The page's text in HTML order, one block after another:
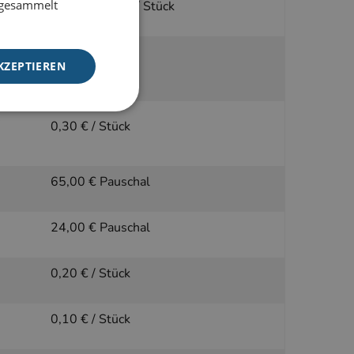
jeweils 0,20 € / Stück
0,25 € / Stück
0,30 € / Stück
65,00 € Pauschal
24,00 € Pauschal
0,20 € / Stück
0,10 € / Stück
werden.
handelt es